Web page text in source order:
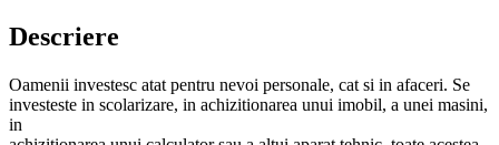
Descriere
Oamenii investesc atat pentru nevoi personale, cat si in afaceri. Se
investeste in scolarizare, in achizitionarea unui imobil, a unei masini,
in